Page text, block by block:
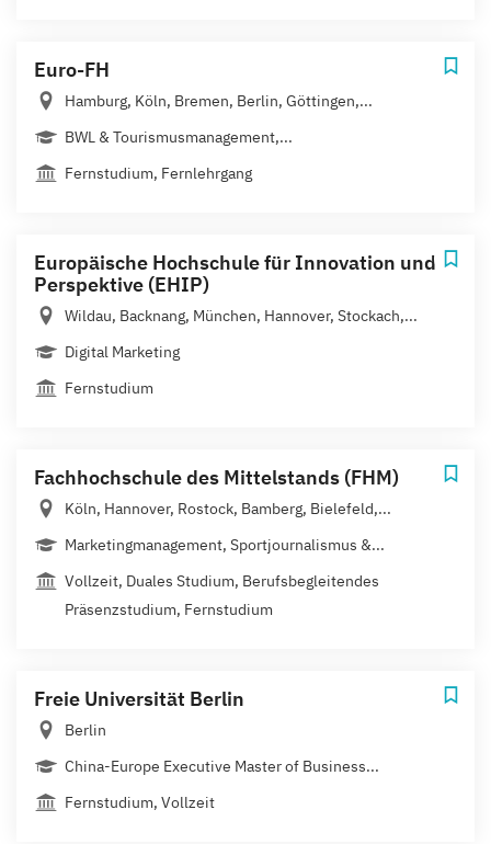
Euro-FH
Hamburg, Köln, Bremen, Berlin, Göttingen,...
BWL & Tourismusmanagement,...
Fernstudium, Fernlehrgang
Europäische Hochschule für Innovation und
Perspektive (EHIP)
Wildau, Backnang, München, Hannover, Stockach,...
Digital Marketing
Fernstudium
Fachhochschule des Mittelstands (FHM)
Köln, Hannover, Rostock, Bamberg, Bielefeld,...
Marketingmanagement, Sportjournalismus &...
Vollzeit, Duales Studium, Berufsbegleitendes
Präsenzstudium, Fernstudium
Freie Universität Berlin
Berlin
China-Europe Executive Master of Business...
Fernstudium, Vollzeit